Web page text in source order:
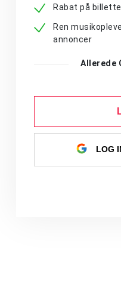
Rabat på
Ren
annoncer
Allerede
LOG